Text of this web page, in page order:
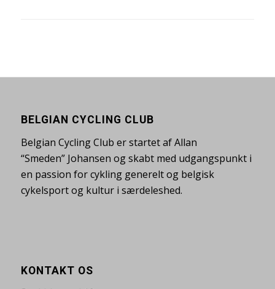
BELGIAN CYCLING CLUB
Belgian Cycling Club er startet af Allan
“Smeden” Johansen og skabt med udgangspunkt i
en passion for cykling generelt og belgisk
cykelsport og kultur i særdeleshed.
KONTAKT OS